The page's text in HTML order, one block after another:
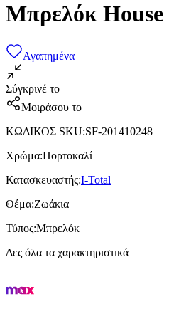
Μπρελόκ
Αγαπημένα
Σύγκρινέ το
Μοιράσου το
ΚΩΔΙΚΟΣ SKU:SF-201410248
Χρώμα:Πορτοκαλί
Κατασκευαστής:I-Total
Θέμα:Ζωάκια
Τύπος:Μπρελόκ
Δες όλα τα χαρακτηριστικά